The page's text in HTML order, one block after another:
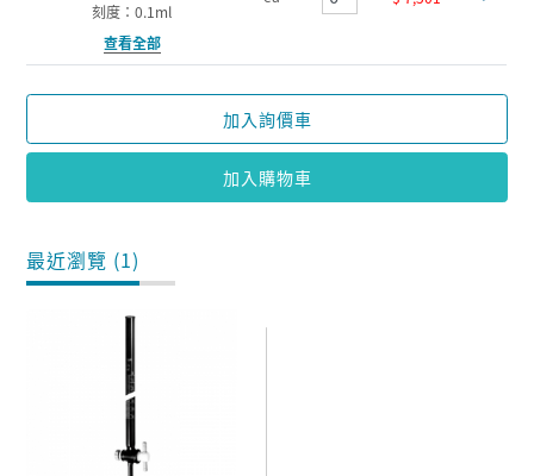
刻度：0.1ml
查看全部
加入詢價車
加入購物車
最近瀏覽 (1)